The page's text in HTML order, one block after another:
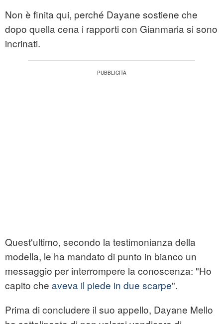
Non è finita qui, perché Dayane sostiene che
dopo quella cena i rapporti con Gianmaria si sono
incrinati.
Quest'ultimo, secondo la testimonianza della
modella, le ha mandato di punto in bianco un
messaggio per interrompere la conoscenza: "Ho
capito che aveva il piede in due scarpe".
Prima di concludere il suo appello, Dayane Mello